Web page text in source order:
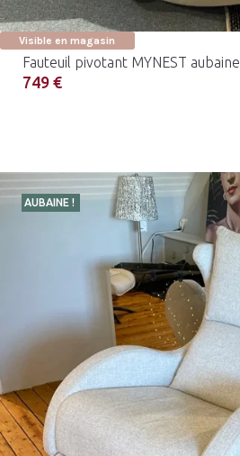
Visible en magasin
Fauteuil pivotant MYNEST aubaine
749 €
AUBAINE !